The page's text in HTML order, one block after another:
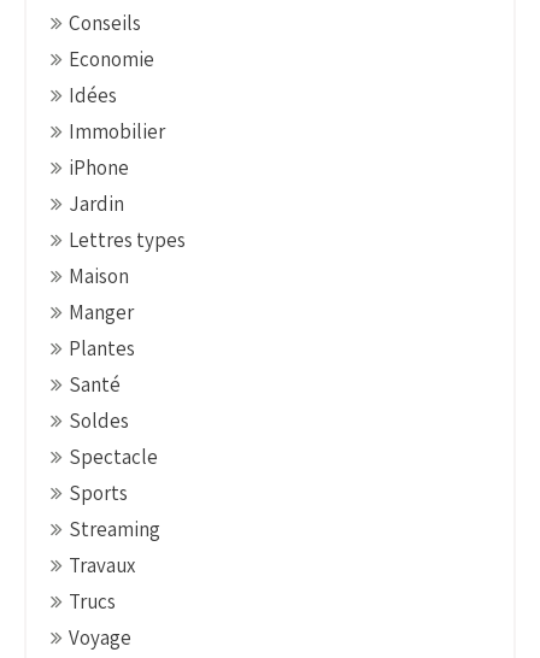
Conseils
Economie
Idées
Immobilier
iPhone
Jardin
Lettres types
Maison
Manger
Plantes
Santé
Soldes
Spectacle
Sports
Streaming
Travaux
Trucs
Voyage